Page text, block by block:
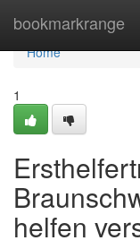
bookmarkrange
Home
Home
1
helfen